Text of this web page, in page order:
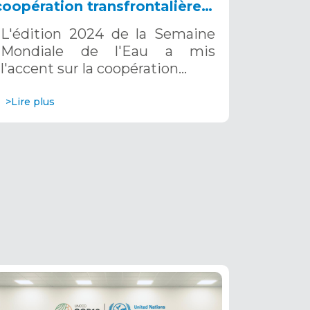
transfrontalière
dans le Sahara et le Sahel pour
un avenir durable
L'édition 2024 de la Semaine
Mondiale de l'Eau a mis
l'accent sur la coopération…
>Lire plus